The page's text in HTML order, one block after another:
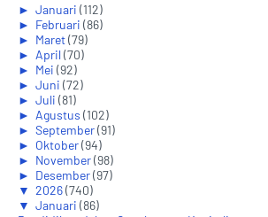
► Januari (112)
► Februari (86)
► Maret(79)
► April(70)
► Mei (92)
► Juni (72)
► Juli (81)
► Agustus (102)
► September(91)
► Oktober(94)
► November(98)
► Desember(97)
▼ 2026(740)
▼ Januari (86)